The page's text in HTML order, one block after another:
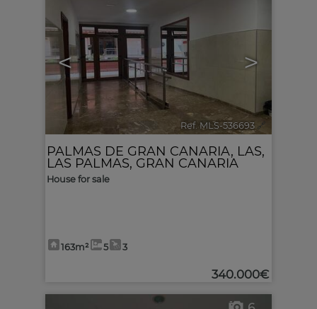
< >
Ref. MLS-536693 🔗
PALMAS DE GRAN CANARIA, LAS,
LAS PALMAS, GRAN CANARIA
House for sale
163m² 5 3
340.000€